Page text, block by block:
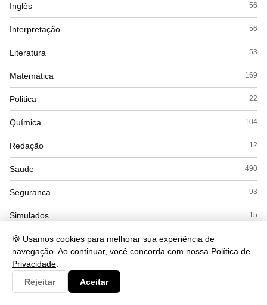
🍪 Usamos cookies para melhorar sua experiência de
navegação. Ao continuar, você concorda com nossa Política de
Privacidade
Rejeitar
Aceitar
Inglês 56
Interpretação 56
Literatura 53
Matemática 169
Politica 22
Química 104
Redação 12
Saude 490
Seguranca 93
Simulados 15
Sociologia
Tecnologia
Turismo